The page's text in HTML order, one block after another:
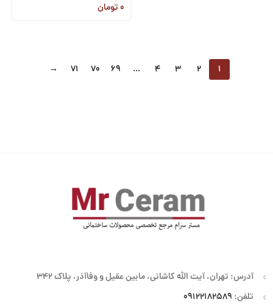
۰تومان
1
2
3
4
…
69
70
71
→
آدرس: تهران، آیت الله کاشانی، مابین عقیل و وفاآذر، پلاک 342
تلفن: 09122182589